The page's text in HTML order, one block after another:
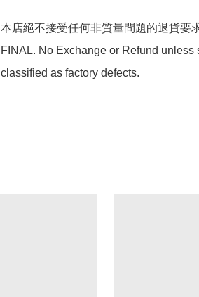
本店絕不接受任何非質量問題的退貨要
FINAL. No Exchange or Refund unless
classified as factory defects.